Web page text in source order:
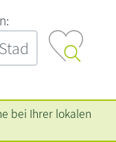
bei Ihrer lokalen